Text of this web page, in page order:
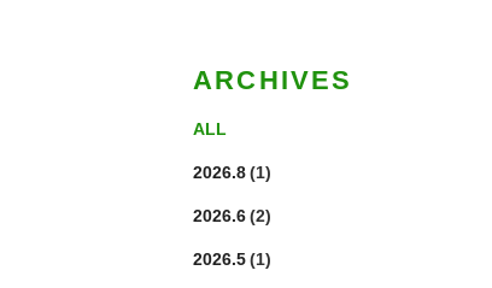
ARCHIVES
ALL
2026.8(1)
2026.6(2)
2026.5(1)